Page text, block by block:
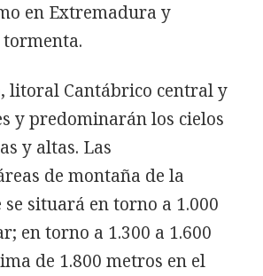
en Extremadura y
litoral Cantábrico central y
y predominarán los cielos
y altas. Las
de montaña de la
situará en torno a 1.000
en torno a 1.300 a 1.600
de 1.800 metros en el